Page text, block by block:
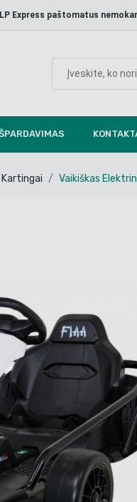
Express paštomatus
Kartingai Vaikiškas